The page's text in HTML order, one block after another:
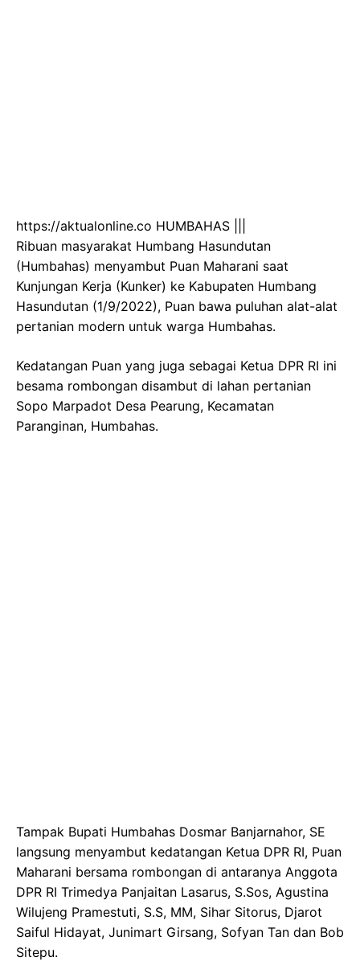
https://aktualonline.co HUMBAHAS |||
Ribuan masyarakat Humbang Hasundutan
(Humbahas) menyambut Puan Maharani saat
Kunjungan Kerja (Kunker) ke Kabupaten Humbang
Hasundutan (1/9/2022), Puan bawa puluhan alat-alat
pertanian modern untuk warga Humbahas.
Kedatangan Puan yang juga sebagai Ketua DPR RI ini
besama rombongan disambut di lahan pertanian
Sopo Marpadot Desa Pearung, Kecamatan
Paranginan, Humbahas.
Tampak Bupati Humbahas Dosmar Banjarnahor, SE
langsung menyambut kedatangan Ketua DPR RI, Puan
Maharani bersama rombongan di antaranya Anggota
DPR RI Trimedya Panjaitan Lasarus, S.Sos, Agustina
Wilujeng Pramestuti, S.S, MM, Sihar Sitorus, Djarot
Saiful Hidayat, Junimart Girsang, Sofyan Tan dan Bob
Sitepu.